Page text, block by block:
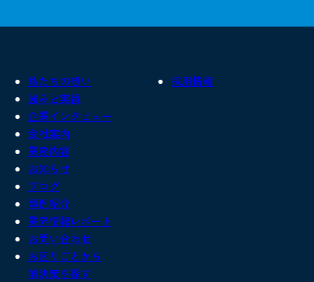
私たちの想い
強みと実績
企業インタビュー
会社案内
業務内容
お知らせ
ブログ
事例紹介
業界情報レポート
お問い合わせ
お困りごとから
解決策を探す
採用情報